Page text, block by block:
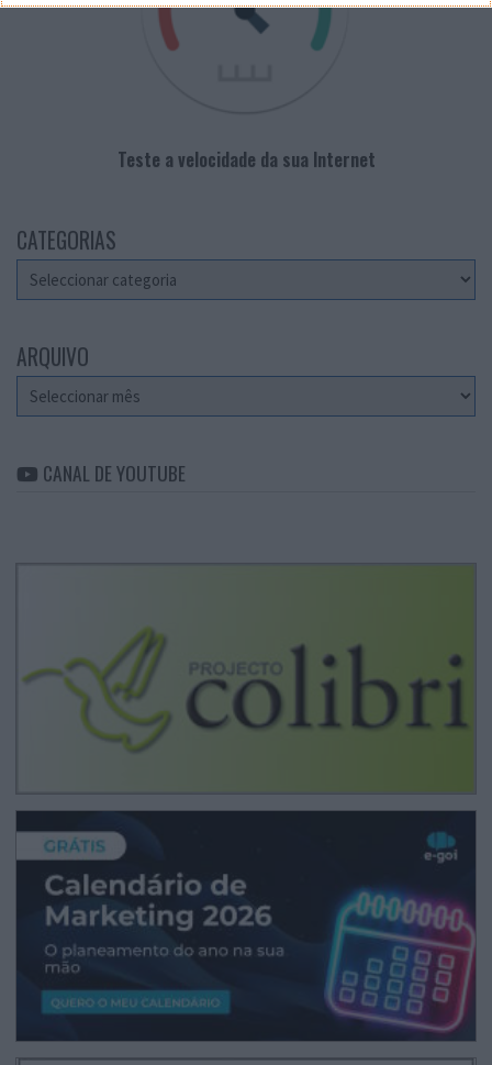
Teste a velocidade da sua Internet
CATEGORIAS
Categorias
ARQUIVO
Arquivo
CANAL DE YOUTUBE